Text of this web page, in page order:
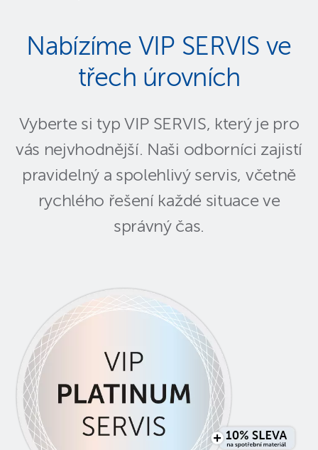
Nabízíme VIP SERVIS ve
třech úrovních
Vyberte si typ VIP SERVIS, který je pro
vás nejvhodnější. Naši odborníci zajistí
pravidelný a spolehlivý servis, včetně
rychlého řešení každé situace ve
správný čas.